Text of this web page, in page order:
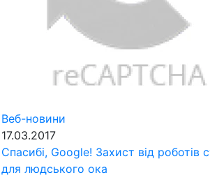
Веб-новини
17.03.2017
Спасибі, Google! Захист від роботів
для людського ока